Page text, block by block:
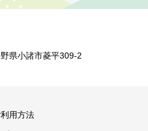
県小諸市菱平309-2
利用方法